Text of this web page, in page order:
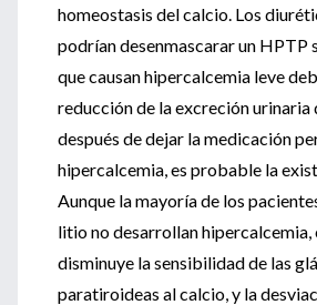
homeostasis del calcio. Los
podrían desenmascarar un HPTP
que causan hipercalcemia leve
reducción de la excreción urinaria
después de dejar la medicación
hipercalcemia, es probable la
Aunque la mayoría de los
litio no desarrollan
disminuye la sensibilidad de las
paratiroideas al calcio, y la